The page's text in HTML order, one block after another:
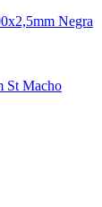
Negra
St Macho